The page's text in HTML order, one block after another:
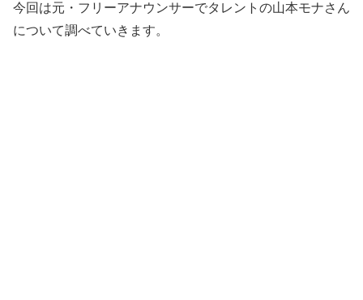
今回は元・フリーアナウンサーでタレントの山本モナさん
について調べていきます。